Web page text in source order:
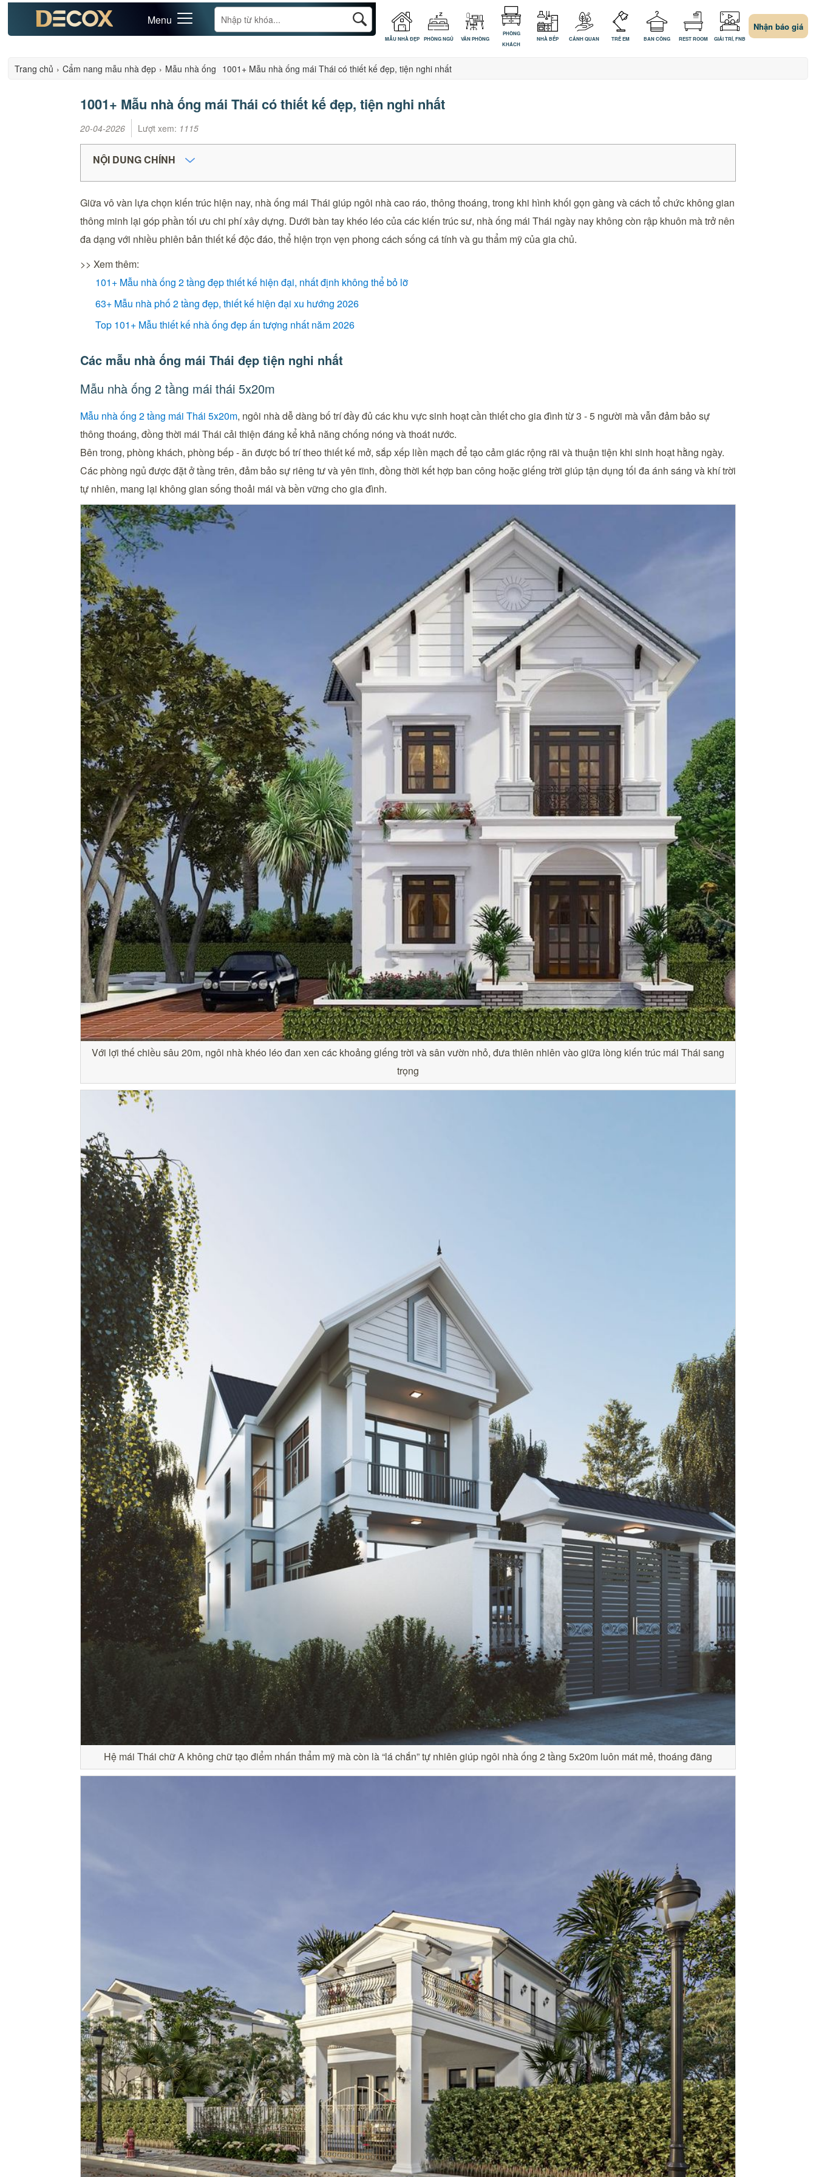
Menu
MẪU NHÀ ĐẸP PHÒNG NGỦ VĂN PHÒNG
PHÒNG
KHÁCH
NHÀ BẾP CẢNH QUAN TRẺ EM BAN CÔNG REST ROOM GIẢI TRÍ, FNB
Nhận báo giá
Trang chủ › Cẩm nang mẫu nhà đẹp › Mẫu nhà ống 1001+ Mẫu nhà ống mái Thái có thiết kế đẹp, tiện nghi nhất
1001+ Mẫu nhà ống mái Thái có thiết kế đẹp, tiện nghi nhất
20-04-2026 Lượt xem: 1115
NỘI DUNG CHÍNH
Giữa vô vàn lựa chọn kiến trúc hiện nay, nhà ống mái Thái giúp ngôi nhà cao ráo, thông thoáng, trong khi hình khối gọn gàng và cách tổ chức không gian
thông minh lại góp phần tối ưu chi phí xây dựng. Dưới bàn tay khéo léo của các kiến trúc sư, nhà ống mái Thái ngày nay không còn rập khuôn mà trở nên
đa dạng với nhiều phiên bản thiết kế độc đáo, thể hiện trọn vẹn phong cách sống cá tính và gu thẩm mỹ của gia chủ.
>> Xem thêm:
101+ Mẫu nhà ống 2 tầng đẹp thiết kế hiện đại, nhất định không thể bỏ lỡ
63+ Mẫu nhà phố 2 tầng đẹp, thiết kế hiện đại xu hướng 2026
Top 101+ Mẫu thiết kế nhà ống đẹp ấn tượng nhất năm 2026
Các mẫu nhà ống mái Thái đẹp tiện nghi nhất
Mẫu nhà ống 2 tầng mái thái 5x20m
Mẫu nhà ống 2 tầng mái Thái 5x20m, ngôi nhà dễ dàng bố trí đầy đủ các khu vực sinh hoạt cần thiết cho gia đình từ 3 - 5 người mà vẫn đảm bảo sự
thông thoáng, đồng thời mái Thái cải thiện đáng kể khả năng chống nóng và thoát nước.
Bên trong, phòng khách, phòng bếp - ăn được bố trí theo thiết kế mở, sắp xếp liền mạch để tạo cảm giác rộng rãi và thuận tiện khi sinh hoạt hằng ngày.
Các phòng ngủ được đặt ở tầng trên, đảm bảo sự riêng tư và yên tĩnh, đồng thời kết hợp ban công hoặc giếng trời giúp tận dụng tối đa ánh sáng và khí trời
tự nhiên, mang lại không gian sống thoải mái và bền vững cho gia đình.
Với lợi thế chiều sâu 20m, ngôi nhà khéo léo đan xen các khoảng giếng trời và sân vườn nhỏ, đưa thiên nhiên vào giữa lòng kiến trúc mái Thái sang
trọng
Hệ mái Thái chữ A không chữ tạo điểm nhấn thẩm mỹ mà còn là “lá chắn” tự nhiên giúp ngôi nhà ống 2 tầng 5x20m luôn mát mẻ, thoáng đãng